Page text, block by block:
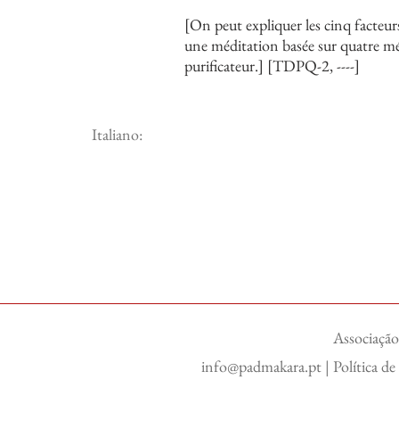
[On peut expliquer les cinq
une méditation basée sur quatre
purificateur.] [TDPQ-2, ----]
Italiano:
info@padmakara.pt | Política